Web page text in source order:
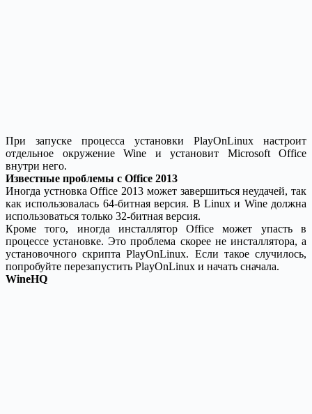
При запуске процесса установки PlayOnLinux настроит
отдельное окружение Wine и установит Microsoft Office
внутри него.
Известные проблемы с Office 2013
Иногда устновка Office 2013 может завершиться неудачей, так
как использовалась 64-битная версия. В Linux и Wine должна
использоваться только 32-битная версия.
Кроме того, иногда инсталлятор Office может упасть в
процессе установке. Это проблема скорее не инсталлятора, а
установочного скрипта PlayOnLinux. Если такое случилось,
попробуйте перезапустить PlayOnLinux и начать сначала.
WineHQ